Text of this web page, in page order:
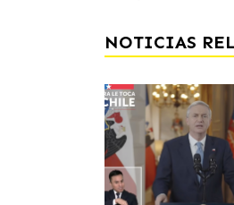
NOTICIAS